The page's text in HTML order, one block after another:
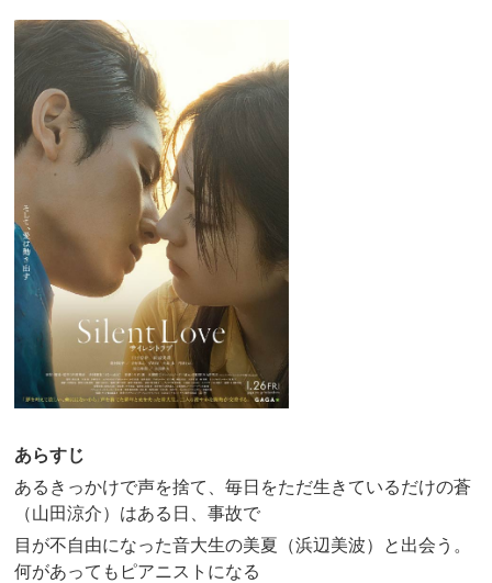
あらすじ
あるきっかけで声を捨て、毎日をただ生きているだけの蒼
（山田涼介）はある日、事故で
目が不自由になった音大生の美夏（浜辺美波）と出会う。
何があってもピアニストになる